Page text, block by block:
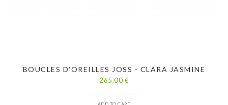
BOUCLES D'OREILLES JOSS - CLARA JASMINE
265,00 €